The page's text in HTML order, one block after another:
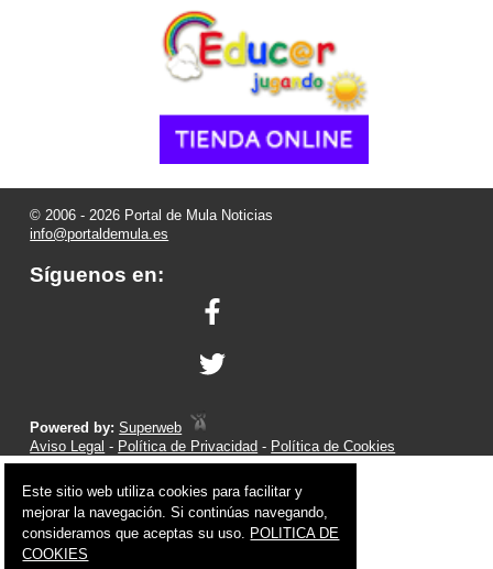
© 2006 - 2026 Portal de Mula Noticias
info@portaldemula.es
Síguenos en:
Powered by:Superweb
Aviso Legal - Política de Privacidad - Política de Cookies
Este sitio web utiliza cookies para facilitar y
mejorar la navegación. Si continúas navegando,
consideramos que aceptas su uso. POLITICA DE
COOKIES